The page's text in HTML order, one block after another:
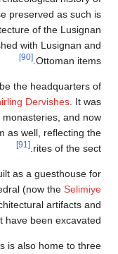
Another example of a
House, reflecting the
Gothic style, and is
Tekke Museum used
associated with the
that are similar
an ethnographic
Museum was originally
the St. Sophia
). It hosts a collection of
antiquities
East University